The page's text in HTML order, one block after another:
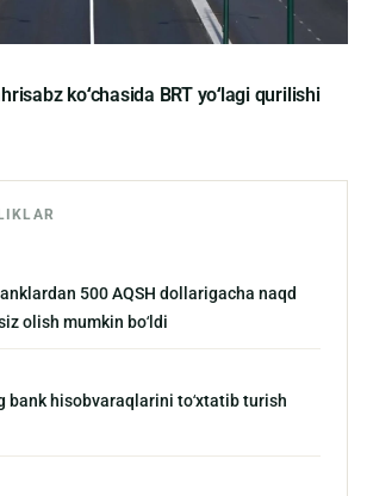
koʻchasida BRT yoʻlagi qurilishi
500 AQSH dollarigacha naqd
olish mumkin boʻldi
bank hisobvaraqlarini toʻxtatib turish